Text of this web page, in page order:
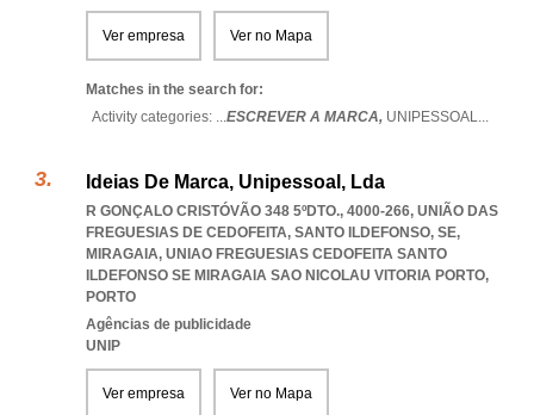
Ver empresa Ver no Mapa
Matches in the search for:
Activity categories: ...ESCREVER A MARCA, UNIPESSOAL...
Ideias De Marca, Unipessoal, Lda
R GONÇALO CRISTÓVÃO 348 5ºDTO., 4000-266, UNIÃO DAS
FREGUESIAS DE CEDOFEITA, SANTO ILDEFONSO, SE,
MIRAGAIA, UNIAO FREGUESIAS CEDOFEITA SANTO
ILDEFONSO SE MIRAGAIA SAO NICOLAU VITORIA PORTO,
PORTO
Agências de publicidade
UNIP
Ver empresa Ver no Mapa